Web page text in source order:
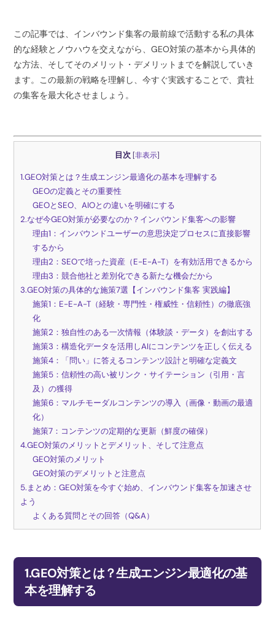
この記事では、インバウンド集客の最前線で活動する私の具体
的な経験とノウハウを交えながら、GEO対策の基本から具体的
な方法、そしてそのメリット・デメリットまでを解説していき
ます。この最新の戦略を理解し、今すぐ実践することで、貴社
の集客を最大化させましょう。
目次 [非表示]
1.GEO対策とは？生成エンジン最適化の基本を理解する
GEOの定義とその重要性
GEOとSEO、AIOとの違いを明確にする
2.なぜ今GEO対策が必要なのか？インバウンド集客への影響
理由1：インバウンドユーザーの意思決定プロセスに直接影響
するから
理由2：SEOで培った資産（E-E-A-T）を有効活用できるから
理由3：競合他社と差別化できる新たな機会だから
3.GEO対策の具体的な施策7選【インバウンド集客 実践編】
施策1：E-E-A-T（経験・専門性・権威性・信頼性）の徹底強
化
施策2：独自性のある一次情報（体験談・データ）を創出する
施策3：構造化データを活用しAIにコンテンツを正しく伝える
施策4：「問い」に答えるコンテンツ設計と明確な定義文
施策5：信頼性の高い被リンク・サイテーション（引用・言
及）の獲得
施策6：マルチモーダルコンテンツの導入（画像・動画の最適
化）
施策7：コンテンツの定期的な更新（鮮度の確保）
4.GEO対策のメリットとデメリット、そして注意点
GEO対策のメリット
GEO対策のデメリットと注意点
5.まとめ：GEO対策を今すぐ始め、インバウンド集客を加速させ
よう
よくある質問とその回答（Q&A）
1.GEO対策とは？生成エンジン最適化の基
本を理解する